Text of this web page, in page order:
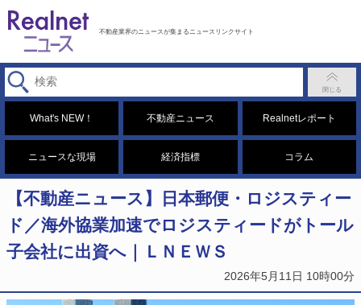
不動産業界のニュースが集まるニュースリンクサイト
What's NEW！ 不動産ニュース Realnetレポート
ニュースな現場 経済指標 コラム
【不動産ニュース】日本郵便・ロジスティー
ド／海外協業加速でロジスティードがトール
子会社に出資へ｜ＬＮＥＷＳ
2026年5月11日 10時00分